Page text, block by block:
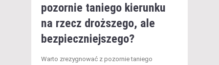
pozornie taniego kierunku
na rzecz droższego, ale
bezpieczniejszego?
Warto zrezygnować z pozornie taniego